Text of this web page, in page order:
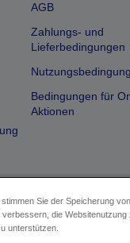
AGB
Zahlungs- und
Lieferbedingungen
Bedingungen für
Aktionen
Sie der Speicherung
die Websitenutzung
unterstützen.